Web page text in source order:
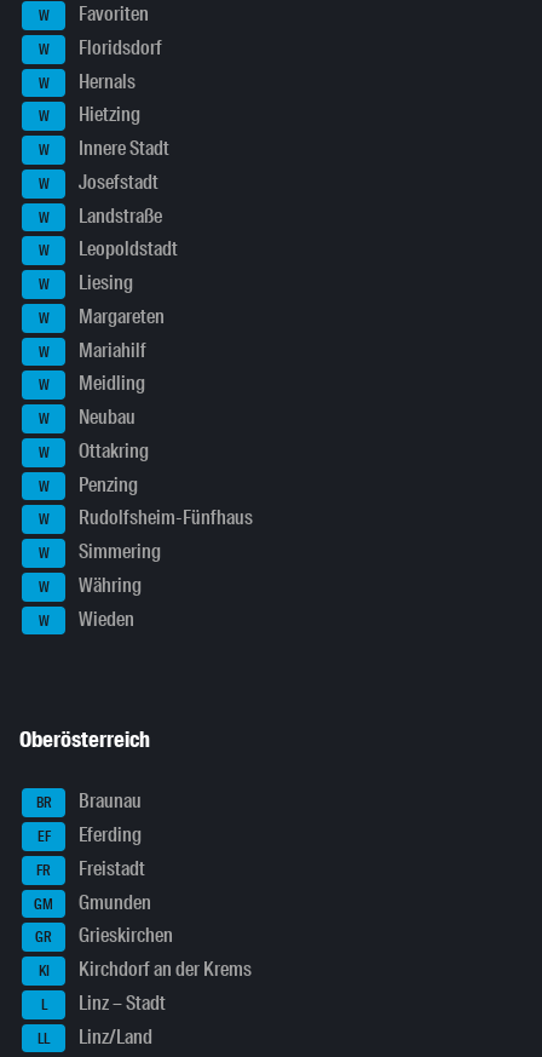
W Favoriten
W Floridsdorf
W Hernals
W Hietzing
W Innere Stadt
W Josefstadt
W Landstraße
W Leopoldstadt
W Liesing
W Margareten
W Mariahilf
W Meidling
W Neubau
W Ottakring
W Penzing
W Rudolfsheim-Fünfhaus
W Simmering
W Währing
W Wieden
Oberösterreich
BR Braunau
EF Eferding
FR Freistadt
GM Gmunden
GR Grieskirchen
KI Kirchdorf an der Krems
L Linz – Stadt
LL Linz/Land